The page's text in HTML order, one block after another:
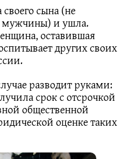
сына (не
мужчины) и ушла.
оставившая
других своих
разводит руками:
срок с отсрочкой
общественной
оценке таких